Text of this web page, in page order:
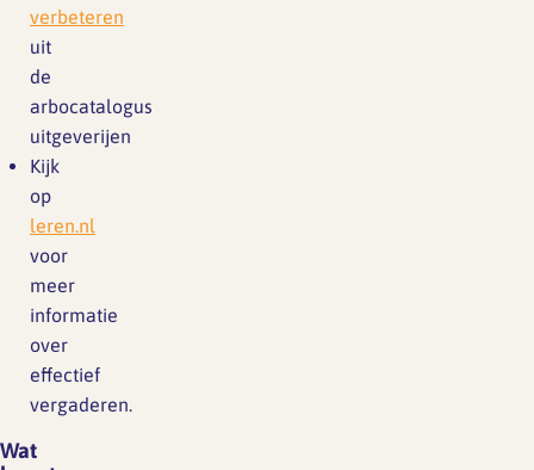
verbeteren
uit
de
arbocatalogus
uitgeverijen
Kijk
op
leren.nl
voor
meer
informatie
over
effectief
vergaderen.
Wat